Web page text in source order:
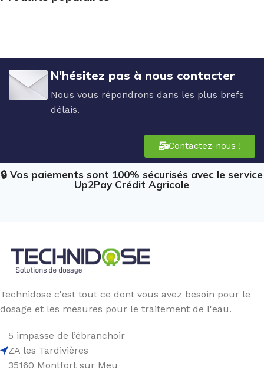
N'hésitez pas à nous contacter
Nous vous répondrons dans les plus brefs
délais.
Contactez-nous !
🔒 Vos paiements sont 100% sécurisés avec le service
Up2Pay Crédit Agricole
Technidose c'est tout ce dont vous avez besoin pour le
dosage et les mesures pour le traitement de l'eau.
5 impasse de l’ébranchoir
ZA les Tardivières
35160 Montfort sur Meu